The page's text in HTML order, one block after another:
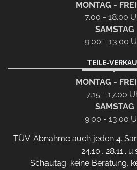
MONTAG -
7.00 - 18.00
SAMSTAG
9.00 - 13.00
TEILE-
MONTAG -
7.15 - 17.00
SAMSTAG
9.00 - 13.00
TÜV-Abnahme auch jeden 4.
24.10., 28.11..
Schautag: keine Beratung,